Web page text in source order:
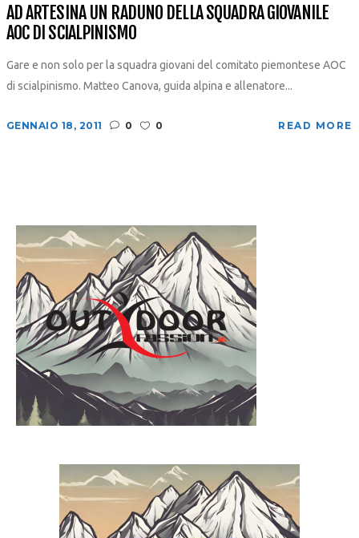
AD ARTESINA UN RADUNO DELLA SQUADRA GIOVANILE
AOC DI SCIALPINISMO
Gare e non solo per la squadra giovani del comitato piemontese AOC
di scialpinismo. Matteo Canova, guida alpina e allenatore...
GENNAIO 18, 2011 0 0 READ MORE